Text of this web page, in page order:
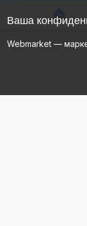
Ваша
Webmarket —